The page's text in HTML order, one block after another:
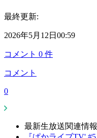
最終更新:
2026年5月12日00:59
コメント 0 件
コメント
0
最新生放送関連情報